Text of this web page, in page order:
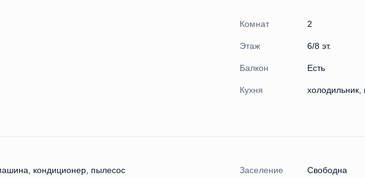
Комнат 2
Этаж 6/8 эт.
Балкон Есть
Кухня холодильник,
кондиционер, пылесос Заселение Свободна